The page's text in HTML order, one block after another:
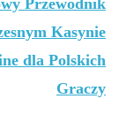
Przewodnik
Kasynie
dla Polskich
Graczy